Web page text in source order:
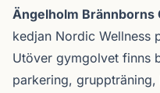
Om Ängelholm
Ängelholm Brännborns
kedjan Nordic Wellness
Utöver gymgolvet finns
parkering,